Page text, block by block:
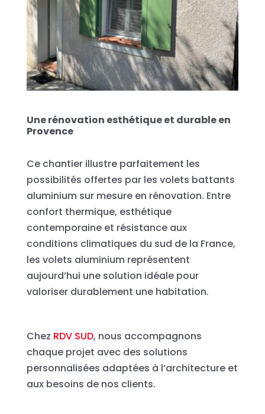
Une rénovation esthétique et durable en
Provence
Ce chantier illustre parfaitement les
possibilités offertes par les volets battants
aluminium sur mesure en rénovation. Entre
confort thermique, esthétique
contemporaine et résistance aux
conditions climatiques du sud de la France,
les volets aluminium représentent
aujourd’hui une solution idéale pour
valoriser durablement une habitation.
Chez RDV SUD, nous accompagnons
chaque projet avec des solutions
personnalisées adaptées à l’architecture et
aux besoins de nos clients.